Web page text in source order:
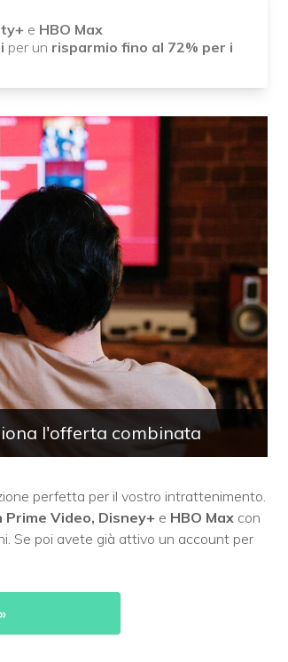
e HBO Max
per un risparmio fino al 72% per i
l'offerta combinata
perfetta per il vostro intrattenimento.
Prime Video, Disney+ e HBO Max con
Se poi avete già attivo un account per
»